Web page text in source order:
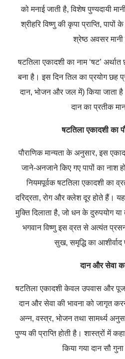
को मनाई जाती है, विशेष पुण्यदायी
श्रीहरि विष्णु की कृपा प्राप्ति, पापों
श्रेष्ठ अवसर मानी
षटतिला एकादशी का नाम ‘षट’
बना है। इस दिन तिल का प्रयोग छह
दान, भोजन और जल में) किया जाता
दान का प्रतीक
षटतिला एकादशी का
पौराणिक मान्यता के अनुसार, इस
जाने-अनजाने किए गए पापों का नाश
नियमपूर्वक षटतिला एकादशी का
दरिद्रता, रोग और क्लेश दूर होते हैं।
मुक्ति दिलाता है, जो धन के दुरुपयोग
भगवान विष्णु इस व्रत से अत्यंत
सुख, समृद्धि का
दान और सेवा
षटतिला एकादशी केवल उपवास और
दान और सेवा की भावना को जागृत
अन्न, वस्त्र, भोजन तथा सामर्थ्य
पुण्य की प्राप्ति होती है। शास्त्रों में
किया गया दान सौ